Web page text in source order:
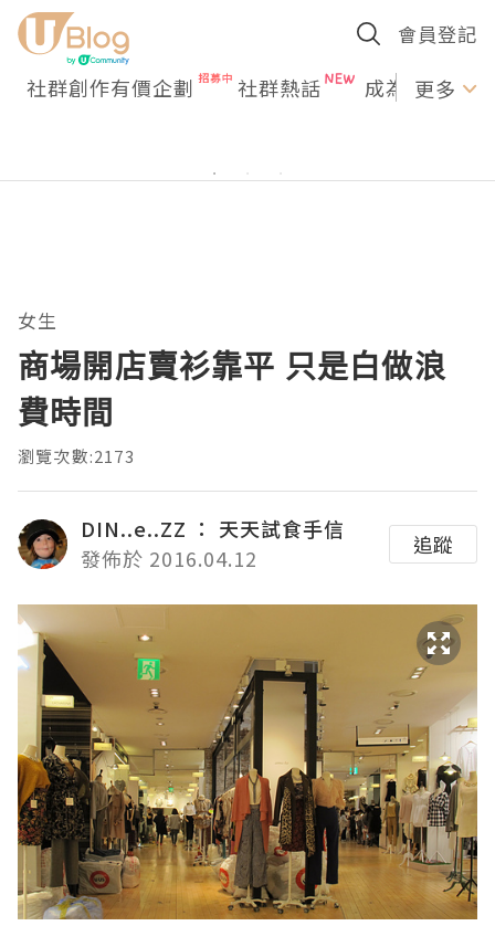
會員登記
社群創作有價企劃 社群熱話 成為U更多
女生
商場開店賣衫靠平 只是白做浪
費時間
瀏覽次數:2173
DIN..e..ZZ ： 天天試食手信
發佈於 2016.04.12
追蹤